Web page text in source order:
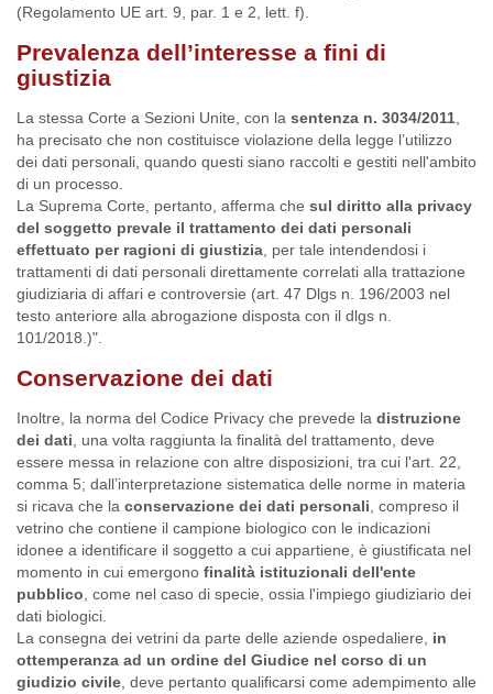
(Regolamento UE art. 9, par. 1 e 2, lett. f).
Prevalenza dell’interesse a fini di
giustizia
La stessa Corte a Sezioni Unite, con la sentenza n. 3034/2011
ha precisato che non costituisce violazione della legge l’utilizzo
dei dati personali, quando questi siano raccolti e gestiti nell'ambito
di un processo.
La Suprema Corte, pertanto, afferma che sul diritto alla privacy
del soggetto prevale il trattamento dei dati personali
effettuato per ragioni di giustizia , per tale intendendosi i
trattamenti di dati personali direttamente correlati alla trattazione
giudiziaria di affari e controversie (art. 47 Dlgs n. 196/2003 nel
testo anteriore alla abrogazione disposta con il dlgs n.
101/2018.)".
Conservazione dei dati
Inoltre, la norma del Codice Privacy che prevede la distruzione
dei dati , una volta raggiunta la finalità del trattamento, deve
essere messa in relazione con altre disposizioni, tra cui l'art. 22,
comma 5; dall’interpretazione sistematica delle norme in materia
si ricava che la conservazione dei dati personali , compreso il
vetrino che contiene il campione biologico con le indicazioni
idonee a identificare il soggetto a cui appartiene, è giustificata nel
momento in cui emergono finalità istituzionali dell'ente
pubblico , come nel caso di specie, ossia l'impiego giudiziario dei
dati biologici.
La consegna dei vetrini da parte delle aziende ospedaliere,
in
ottemperanza ad un ordine del Giudice nel corso di un
giudizio civile , deve pertanto qualificarsi come adempimento alle